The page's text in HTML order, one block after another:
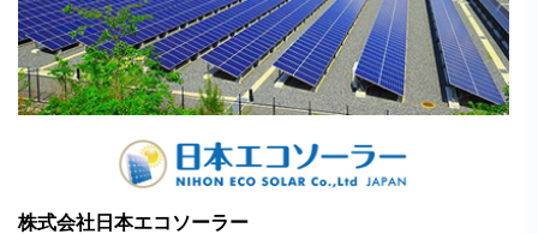
株式会社日本エコソーラー
北海道・沖縄のお客様には一部送料のご負担をお願いいたします。割引サービスは一